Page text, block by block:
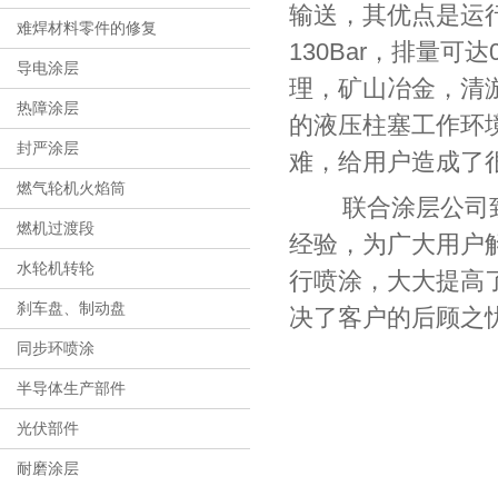
难焊材料零件的修复
导电涂层
热障涂层
封严涂层
燃气轮机火焰筒
燃机过渡段
水轮机转轮
刹车盘、制动盘
同步环喷涂
半导体生产部件
光伏部件
耐磨涂层
输送，其优点是运
130Bar，排量可
理，矿山冶金，清
的液压柱塞工作环
难，给用户造成了
联合涂层公司致
经验，为广大用户
行喷涂，大大提高
决了客户的后顾之